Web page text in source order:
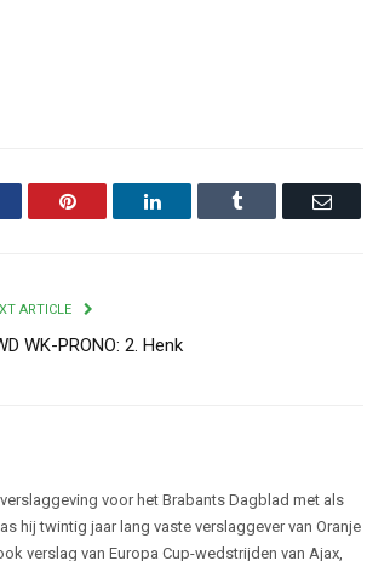
Pinterest LinkedIn Tumblr Email
ARTICLE
WK-PRONO: 2. Henk
voor het Brabants Dagblad met als
hij twintig jaar lang vaste verslaggever van Oranje
verslag van Europa Cup-wedstrijden van Ajax,